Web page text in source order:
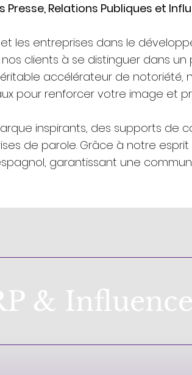
Relations Publiques et
les entreprises dans le
clients à se distinguer dans
accélérateur de notoriété,
pour renforcer votre image et
inspirants, des supports de
de parole. Grâce à notre
garantissant une
& Influence